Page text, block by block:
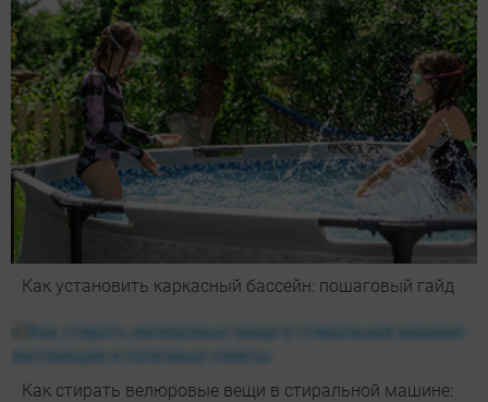
Как установить каркасный бассейн: пошаговый гайд
Как стирать велюровые вещи в стиральной машине: